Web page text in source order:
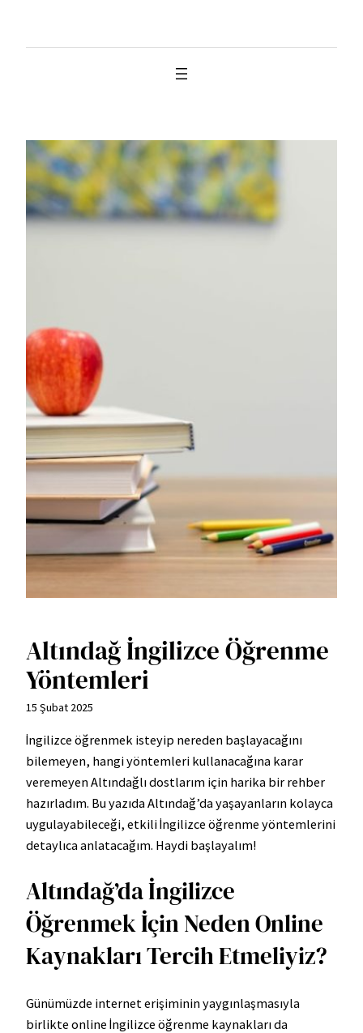
Altındağ İngilizce Öğrenme
Yöntemleri
15 Şubat 2025
İngilizce öğrenmek isteyip nereden başlayacağını
bilemeyen, hangi yöntemleri kullanacağına karar
veremeyen Altındağlı dostlarım için harika bir rehber
hazırladım. Bu yazıda Altındağ’da yaşayanların kolayca
uygulayabileceği, etkili İngilizce öğrenme yöntemlerini
detaylıca anlatacağım. Haydi başlayalım!
Altındağ’da İngilizce
Öğrenmek İçin Neden Online
Kaynakları Tercih Etmeliyiz?
Günümüzde internet erişiminin yaygınlaşmasıyla
birlikte online İngilizce öğrenme kaynakları da